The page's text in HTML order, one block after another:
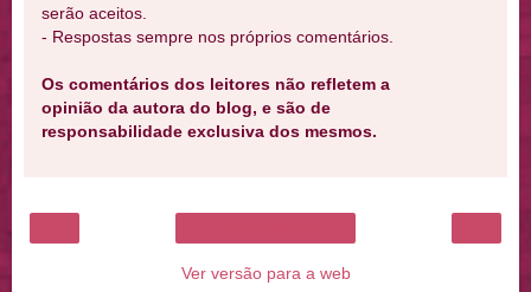
serão aceitos.
- Respostas sempre nos próprios comentários.
Os comentários dos leitores não refletem a
opinião da autora do blog, e são de
responsabilidade exclusiva dos mesmos.
Ver versão para a web